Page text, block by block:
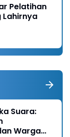
Pelatihan
Lahirnya
Suara:
Warga